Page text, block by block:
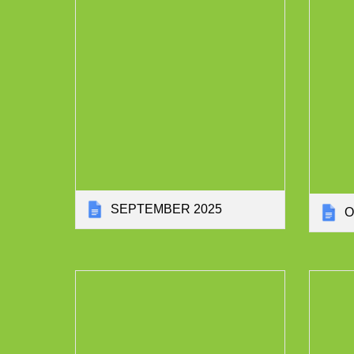
SEPTEMBER 2025